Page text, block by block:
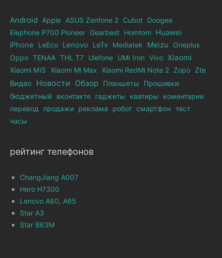
Android Apple ASUS Zenfone 2 Cubot Doogee
Elephone Р700 Pioneer Gearbest Homtom
Huawei
iPhone
LeEco Lenovo LeTv Mediatek Meizu
Oneplus
Oppo TENAA THL T7 Ulefone UMI Iron Vivo Xiaomi
Xiaomi MI5 Xiaomi Mi Max Xiaomi RedMi Note 2 Zopo Zte
Видео Новости Обзор Планшеты
Прошивки
бюджетный
вконтакте гаджеты кватиры
коментарии
перевод
продажи реклама робот смартфон тест
часы
рейтинг телефонов
ChangJiang A007
Hero H7300
Lenovo A60, A65
Star A3
Star B63M